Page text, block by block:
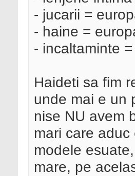
- jucarii =
- haine =
- incaltaminte
Haideti sa fim
unde mai e un
nise NU avem
mari care
modele
mare, pe